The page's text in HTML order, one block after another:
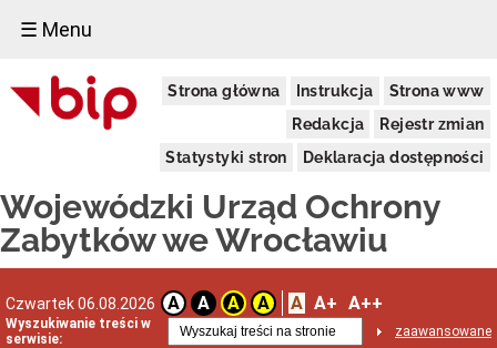
☰ Menu
Strona główna Instrukcja
Strona www
Redakcja
Rejestr zmian
Statystyki stron
Deklaracja dostępności
Wojewódzki Urząd Ochrony
Zabytków we Wrocławiu
Czwartek 06.08.2026 A A A A A A+ A++
Wyszukiwanie treści w
serwisie:
zaawansowane
Dostępność
Deklaracja
dostępności
realizowanym
projekcie
dofinansowanym
Europejskich
Delegatury